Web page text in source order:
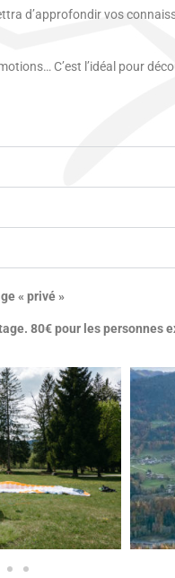
d’approfondir vos
C’est l’idéal pour
« privé »
80€ pour les personnes